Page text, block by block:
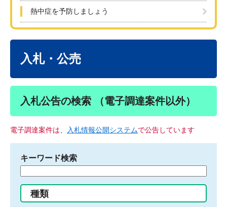
熱中症を予防しましょう
入札・公売
入札公告の検索 （電子調達案件以外）
電子調達案件は、 入札情報公開システムで公告しています
キーワード検索
る
種類